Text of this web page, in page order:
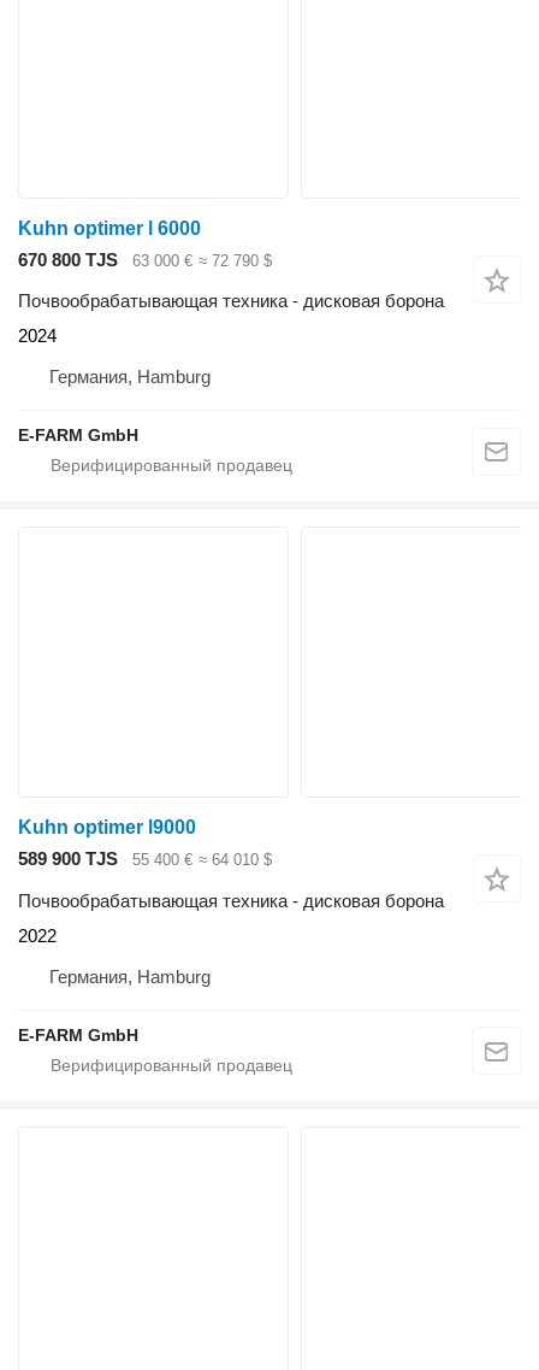
Kuhn optimer l 6000
670 800 TJS
63 000 € ≈ 72 790 $
Почвообрабатывающая техника - дисковая борона
2024
Германия, Hamburg
E-FARM GmbH
Kuhn optimer l9000
589 900 TJS
55 400 € ≈ 64 010 $
Почвообрабатывающая техника - дисковая борона
2022
Германия, Hamburg
E-FARM GmbH